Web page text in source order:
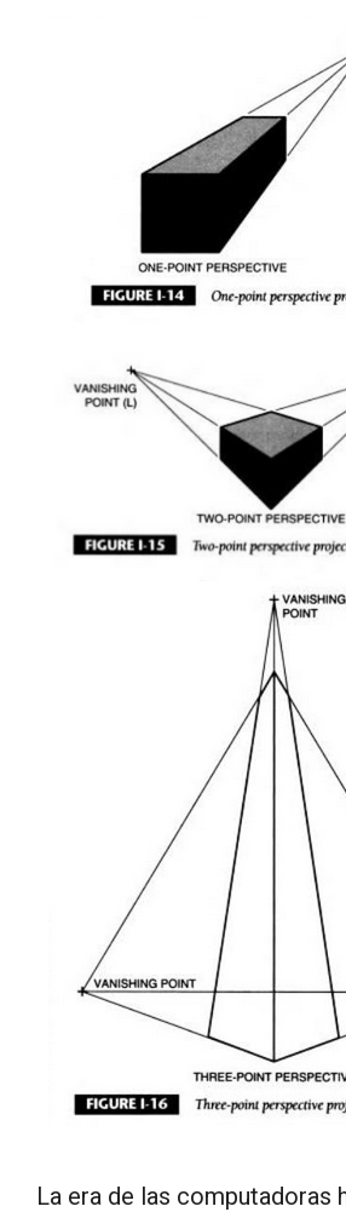
La era de las computadoras